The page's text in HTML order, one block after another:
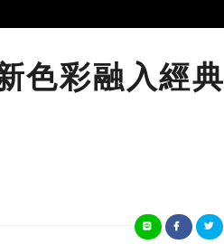
彩融入經典